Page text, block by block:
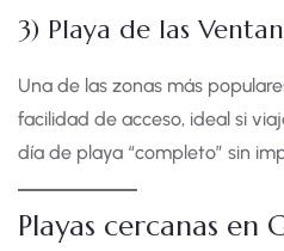
3) Playa de las
Una de las zonas más
facilidad de acceso, ideal si
día de playa “completo” sin
Playas cercanas en